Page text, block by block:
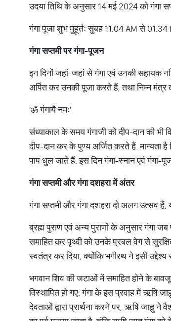
उदया तिथि के अनुसार 14 मई 2024 को गंगा
गंगा पूजा शुभ मुहूर्तः सुबह 11.04 AM से
गंगासप्तमीपरगंगा-पूजन
इन दिनों जहां-जहां से गंगा एवं उनकी सहायक
अर्पित कर उनकी पूजा करते हैं, तथा निम्न
'ॐ गंगायै नमः'
संध्याकाल के समय गंगाजी को दीप-दान की भी
दीप-दान कर के पुण्य अर्जित करते हैं. मान्यता
पाप धुल जाते हैं. इस दिन गंगा-स्नान एवं गंगा-
गंगासप्तमीऔरगंगादशहरामेंअंतर
गंगा सप्तमी और गंगा दशहरा दो अलग उत्सव हैं,
ब्रह्म पुराण एवं अन्य पुराणों के अनुसार गंगा
समाहित कर पृथ्वी को उनके प्रबल वेग से
स्वतंत्र कर दिया, क्योंकि भगीरथ ने इसी
भगवान शिव की जटाओं में समाहित होने के
विस्थापित हो गए. गंगा के इस प्रवाह में ऋषि
देवताओं द्वारा प्रार्थना करने पर, ऋषि जाह्नु ने